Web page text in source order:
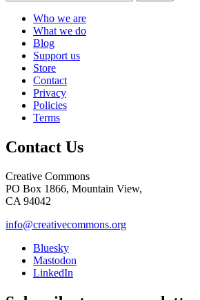
Who we are
What we do
Blog
Support us
Store
Contact
Privacy
Policies
Terms
Contact Us
Creative Commons
PO Box 1866, Mountain View,
CA 94042
info@creativecommons.org
Bluesky
Mastodon
LinkedIn